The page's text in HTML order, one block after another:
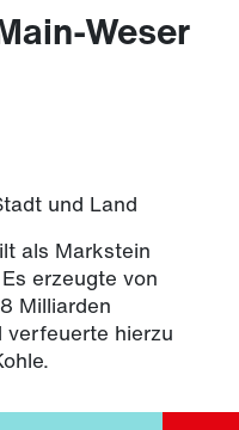
Weser
und Land
als Markstein
erzeugte von
Milliarden
verfeuerte hierzu